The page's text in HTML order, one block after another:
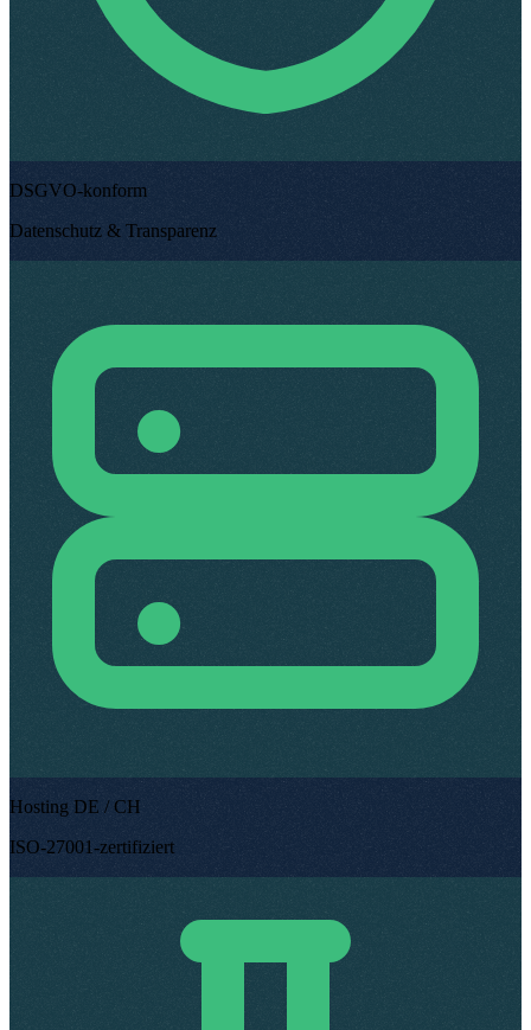
DSGVO-konform
Datenschutz & Transparenz
Hosting DE / CH
ISO-27001-zertifiziert